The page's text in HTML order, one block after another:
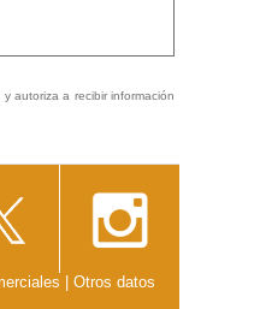
autoriza a recibir información
Otros datos